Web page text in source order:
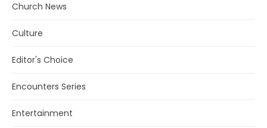
Church News
Culture
Editor's Choice
Encounters Series
Entertainment